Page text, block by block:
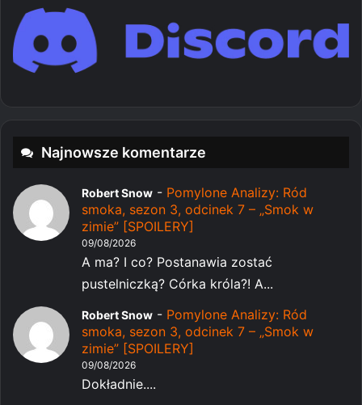
Najnowsze komentarze
Robert Snow - Pomylone Analizy: Ród
smoka, sezon 3, odcinek 7 – „Smok w
zimie” [SPOILERY]
09/08/2026
A ma? I co? Postanawia zostać
pustelniczką? Córka króla?! A...
Robert Snow - Pomylone Analizy: Ród
smoka, sezon 3, odcinek 7 – „Smok w
zimie” [SPOILERY]
09/08/2026
Dokładnie....